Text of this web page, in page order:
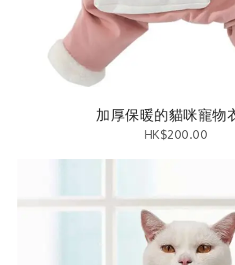
加厚保暖的貓咪寵物
HK$200.00